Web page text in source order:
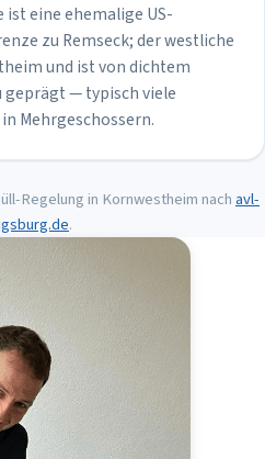
eine ehemalige US-
zu Remseck; der westliche
und ist von dichtem
geprägt — typisch viele
Mehrgeschossern.
Regelung in Kornwestheimnach avl-
.